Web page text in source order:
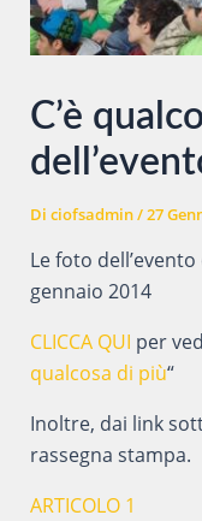
C’è
Di ciofsadmin/27
Le foto
gennaio 2014
CLICCA QUI per
qualcosa di più“
Inoltre, dai link
rassegna stampa.
ARTICOLO 1